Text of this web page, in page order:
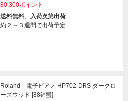
80,300ポイント
送料無料、入荷次第出荷
約２～３週間で出荷予定
Roland 電子ピアノ HP702-DRS ダークロ
ーズウッド [88鍵盤]